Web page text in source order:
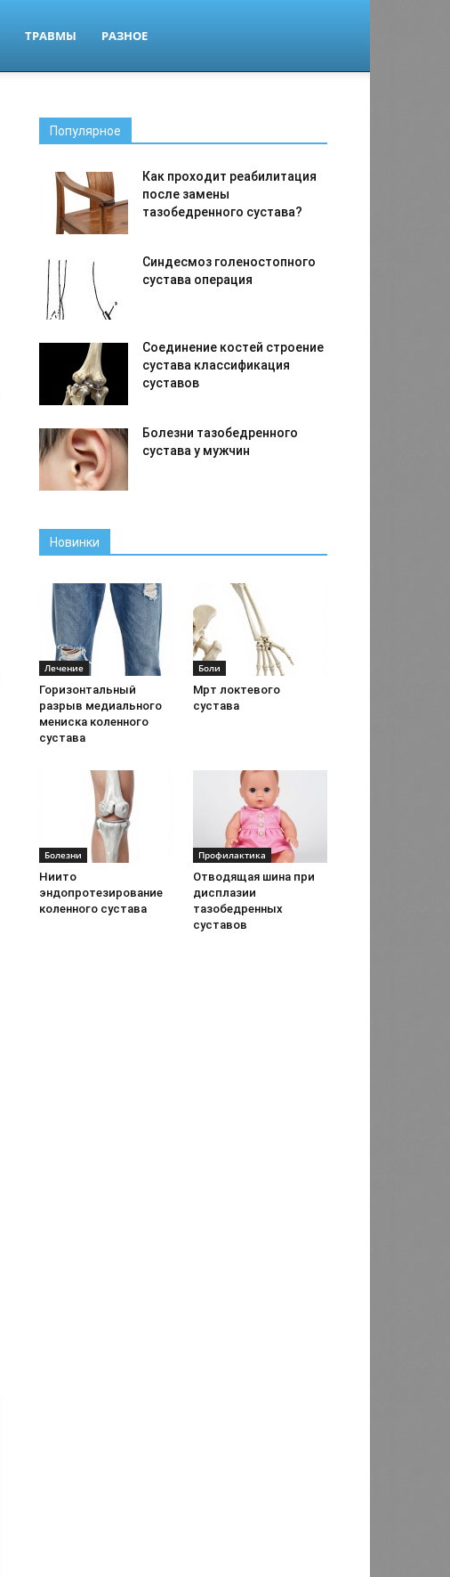
ТРАВМЫ РАЗНОЕ
Популярное
Как проходит реабилитация
после замены
тазобедренного сустава?
Синдесмоз голеностопного
сустава операция
Соединение костей строение
сустава классификация
суставов
Болезни тазобедренного
сустава у мужчин
Новинки
Лечение
Горизонтальный
разрыв медиального
мениска коленного
сустава
Боли
Мрт локтевого
сустава
Болезни
Ниито
эндопротезирование
коленного сустава
Профилактика
Отводящая шина при
дисплазии
тазобедренных
суставов